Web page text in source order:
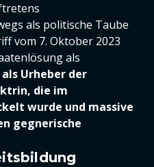
als politische Taube
vom 7. Oktober 2023
als
Urheber der
die im
wurde und massive
gegnerische